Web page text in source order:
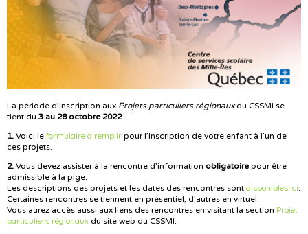
La période d’inscription aux Projets particuliers régionauxdu CSSMI se
tient du 3 au 28 octobre 2022.
1. Voici le formulaire à remplir pour l’inscription de votre enfant à l’un de
ces projets.
2. Vous devez assister à la rencontre d’information obligatoire pour être
admissible à la pige.
Les descriptions des projets et les dates des rencontres sont disponibles ici.
Certaines rencontres se tiennent en présentiel, d’autres en virtuel.
Vous aurez accès aussi aux liens des rencontres en visitant la section Projet
particuliers régionaux du site web du CSSMI.